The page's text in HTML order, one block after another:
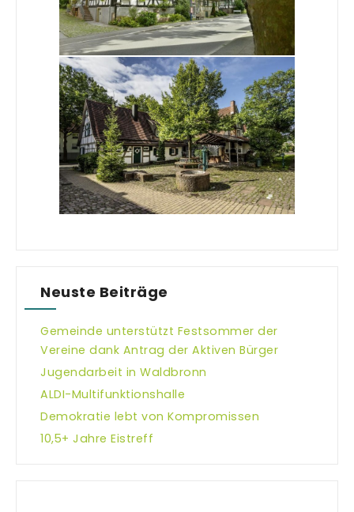
Neuste Beiträge
Gemeinde unterstützt Festsommer der
Vereine dank Antrag der Aktiven Bürger
Jugendarbeit in Waldbronn
ALDI-Multifunktionshalle
Demokratie lebt von Kompromissen
10,5+ Jahre Eistreff